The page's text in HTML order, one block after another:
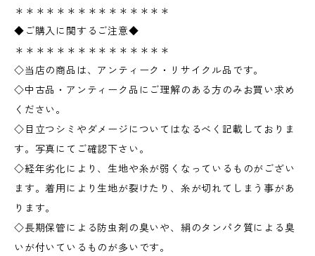
＊＊＊＊＊＊＊＊＊＊＊＊＊＊＊
◆ご購入に関するご注意◆
＊＊＊＊＊＊＊＊＊＊＊＊＊＊＊
◇当店の商品は、アンティーク・リサイクル品です。
◇中古品・アンティーク品にご理解のある方のみお買い求め
ください。
◇目立つシミやダメージについてはなるべく記載しておりま
す。写真にてご確認下さい。
◇経年劣化により、生地や糸が弱くなっているものがござい
ます。着用により生地が裂けたり、糸が切れてしまう事があ
ります。
◇長期保管による防虫剤の臭いや、絹のタンパク質による臭
いが付いているものが多いです。